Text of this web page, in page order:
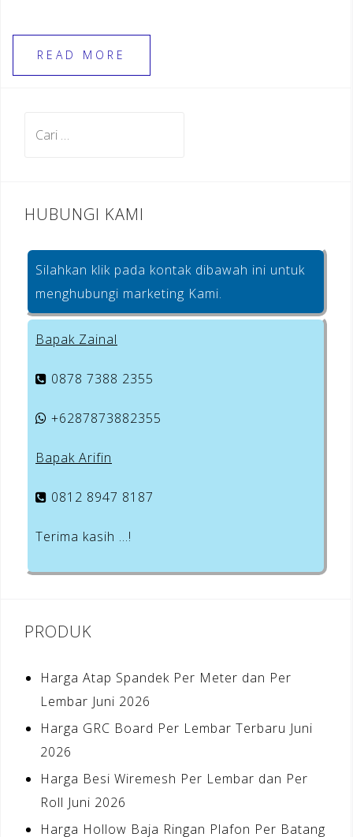
c
e
b
o
e
gr
a
te
e
READ MORE
HUBUNGI KAMI
Silahkan klik pada kontak dibawah ini untuk
menghubungi marketing Kami.
Bapak Zainal
0878 7388 2355
+6287873882355
Bapak Arifin
0812 8947 8187
Terima kasih …!
PRODUK
Harga Atap Spandek Per Meter dan Per
Lembar Juni 2026
Harga GRC Board Per Lembar Terbaru Juni
2026
Harga Besi Wiremesh Per Lembar dan Per
Roll Juni 2026
Harga Hollow Baja Ringan Plafon Per Batang